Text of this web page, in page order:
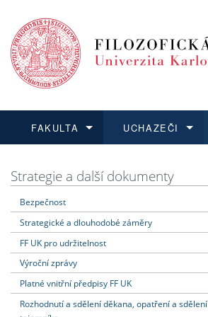
FAKULTA
Dozvědět se více
UCHAZEČI
Podat přihlášku
Dozvědět se více
Dozvědět se více
Dozvědět se více
Strategie a další dokumenty
Bezpečnost
Strategické a dlouhodobé záměry
FF UK pro udržitelnost
Výroční zprávy
Platné vnitřní předpisy FF UK
Rozhodnutí a sdělení děkana, opatření a sdělení